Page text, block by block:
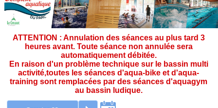
ATTENTION : Annulation des séances au plus tard 3
heures avant. Toute séance non annulée sera
automatiquement débitée.
En raison d'un problème technique sur le bassin multi
activité,toutes les séances d'aqua-bike et d'aqua-
training sont remplacées par des séances d'aquagym
au bassin ludique.